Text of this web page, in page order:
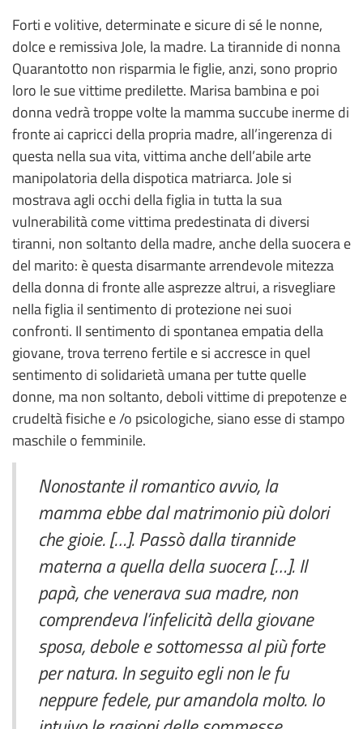
Forti e volitive, determinate e sicure di sé le nonne,
dolce e remissiva Jole, la madre. La tirannide di nonna
Quarantotto non risparmia le figlie, anzi, sono proprio
loro le sue vittime predilette. Marisa bambina e poi
donna vedrà troppe volte la mamma succube inerme di
fronte ai capricci della propria madre, all’ingerenza di
questa nella sua vita, vittima anche dell’abile arte
manipolatoria della dispotica matriarca. Jole si
mostrava agli occhi della figlia in tutta la sua
vulnerabilità come vittima predestinata di diversi
tiranni, non soltanto della madre, anche della suocera e
del marito: è questa disarmante arrendevole mitezza
della donna di fronte alle asprezze altrui, a risvegliare
nella figlia il sentimento di protezione nei suoi
confronti. Il sentimento di spontanea empatia della
giovane, trova terreno fertile e si accresce in quel
sentimento di solidarietà umana per tutte quelle
donne, ma non soltanto, deboli vittime di prepotenze e
crudeltà fisiche e /o psicologiche, siano esse di stampo
maschile o femminile.
Nonostante il romantico avvio, la
mamma ebbe dal matrimonio più dolori
che gioie. […]. Passò dalla tirannide
materna a quella della suocera […]. Il
papà, che venerava sua madre, non
comprendeva l’infelicità della giovane
sposa, debole e sottomessa al più forte
per natura. In seguito egli non le fu
neppure fedele, pur amandola molto. Io